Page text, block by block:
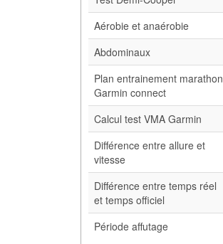
Aérobie et anaérobie
Abdominaux
Plan entrainement marathon
Garmin connect
Calcul test VMA Garmin
Différence entre allure et
vitesse
Différence entre temps réel
et temps officiel
Période affutage